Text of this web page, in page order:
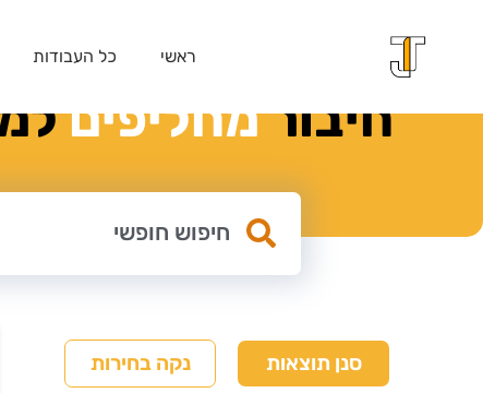
ראשי כל העבודות
חיבורמחליפים
סנן תוצאות נקה בחירות